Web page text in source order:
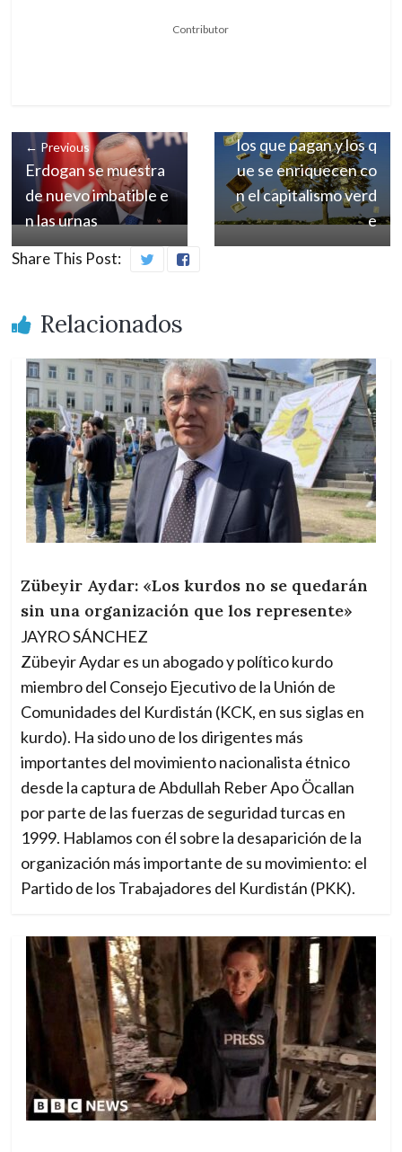
Contributor
← Previous
Erdogan se muestra
de nuevo imbatible e
n las urnas
los que pagan y los q
ue se enriquecen co
n el capitalismo verd
e
Share This Post:
Relacionados
Zübeyir Aydar: «Los kurdos no se quedarán
sin una organización que los represente»
JAYRO SÁNCHEZ
Zübeyir Aydar es un abogado y político kurdo
miembro del Consejo Ejecutivo de la Unión de
Comunidades del Kurdistán (KCK, en sus siglas en
kurdo). Ha sido uno de los dirigentes más
importantes del movimiento nacionalista étnico
desde la captura de Abdullah Reber Apo Öcallan
por parte de las fuerzas de seguridad turcas en
1999. Hablamos con él sobre la desaparición de la
organización más importante de su movimiento: el
Partido de los Trabajadores del Kurdistán (PKK).